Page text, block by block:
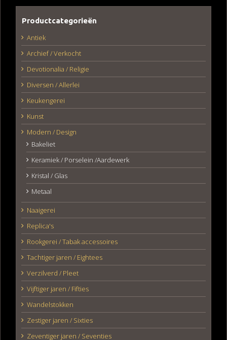
Productcategorieën
Antiek
Archief / Verkocht
Devotionalia / Religie
Diversen / Allerlei
Keukengerei
Kunst
Modern / Design
Bakeliet
Keramiek / Porselein /Aardewerk
Kristal / Glas
Metaal
Naaigerei
Replica's
Rookgerei / Tabak accessoires
Tachtiger jaren / Eightees
Verzilverd / Pleet
Vijftiger jaren / Fifties
Wandelstokken
Zestiger jaren / Sixties
Zeventiger jaren / Seventies